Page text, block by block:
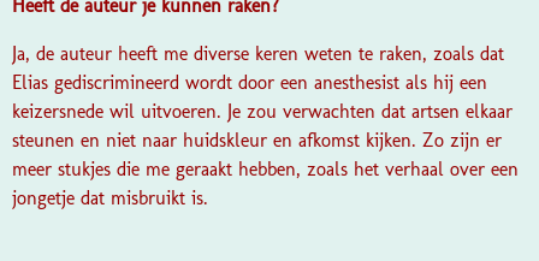
Heeft de auteur je kunnen raken?
Ja, de auteur heeft me diverse keren weten te raken, zoals dat
Elias gediscrimineerd wordt door een anesthesist als hij een
keizersnede wil uitvoeren. Je zou verwachten dat artsen elkaar
steunen en niet naar huidskleur en afkomst kijken. Zo zijn er
meer stukjes die me geraakt hebben, zoals het verhaal over een
jongetje dat misbruikt is.